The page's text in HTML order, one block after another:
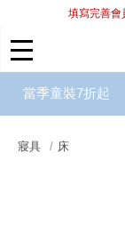
填寫完善會
當季童裝7折起
寢具 床